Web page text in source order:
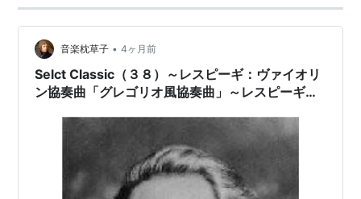
音楽枕草子 • 4ヶ月前
Selct Classic（３８）～レスピーギ：ヴァイオリ
ン協奏曲「グレゴリオ風協奏曲」～レスピーギ没